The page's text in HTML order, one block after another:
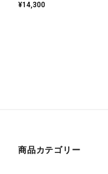
¥14,300
商品カテゴリー